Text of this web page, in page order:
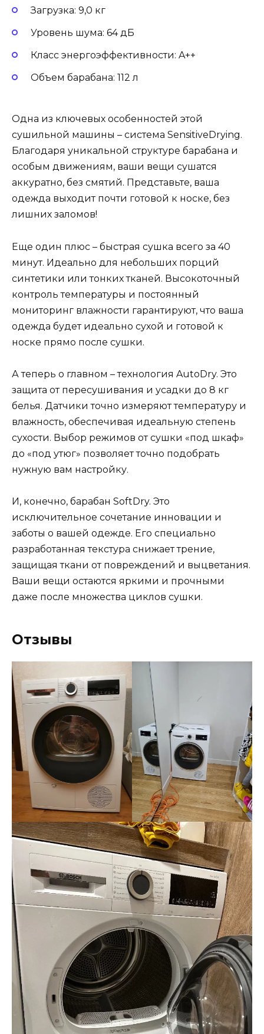
Загрузка: 9,0 кг
Уровень шума: 64 дБ
Класс энергоэффективности: A++
Объем барабана: 112 л
Одна из ключевых особенностей этой
сушильной машины – система SensitiveDrying.
Благодаря уникальной структуре барабана и
особым движениям, ваши вещи сушатся
аккуратно, без смятий. Представьте, ваша
одежда выходит почти готовой к носке, без
лишних заломов!
Еще один плюс – быстрая сушка всего за 40
минут. Идеально для небольших порций
синтетики или тонких тканей. Высокоточный
контроль температуры и постоянный
мониторинг влажности гарантируют, что ваша
одежда будет идеально сухой и готовой к
носке прямо после сушки.
А теперь о главном – технология AutoDry. Это
защита от пересушивания и усадки до 8 кг
белья. Датчики точно измеряют температуру и
влажность, обеспечивая идеальную степень
сухости. Выбор режимов от сушки «под шкаф»
до «под утюг» позволяет точно подобрать
нужную вам настройку.
И, конечно, барабан SoftDry. Это
исключительное сочетание инновации и
заботы о вашей одежде. Его специально
разработанная текстура снижает трение,
защищая ткани от повреждений и выцветания.
Ваши вещи остаются яркими и прочными
даже после множества циклов сушки.
Отзывы